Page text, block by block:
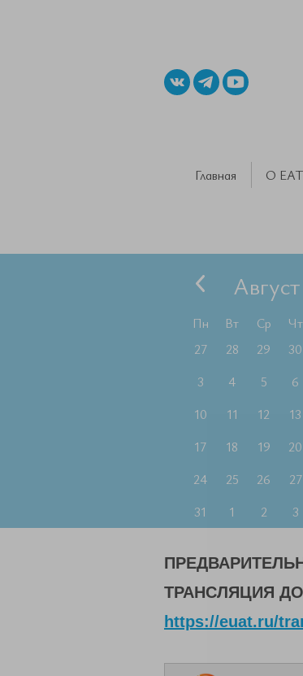
Главная О ЕАТ
Пн Вт Ср Чт
27
28 29 30
3
4 5 6
10
11 12 13
17
18 19 20
24
25 26 27
31
1 2 3
ТРАНСЛЯЦИЯ
https://euat.ru/